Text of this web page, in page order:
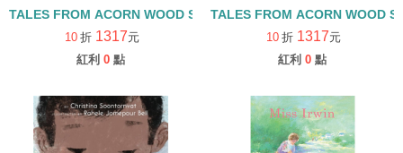
TALES FROM ACORN WOOD STORY COLLECTION 觀察探索組/
10 折 1317元
紅利 0 點
TALES FROM ACORN WOOD
10 折 1317元
紅利 0 點